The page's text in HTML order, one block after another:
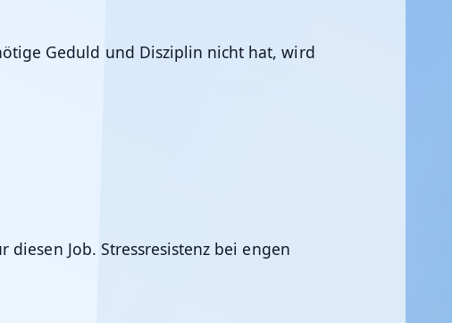
Geduld und Disziplin nicht hat, wird
Job. Stressresistenz bei engen